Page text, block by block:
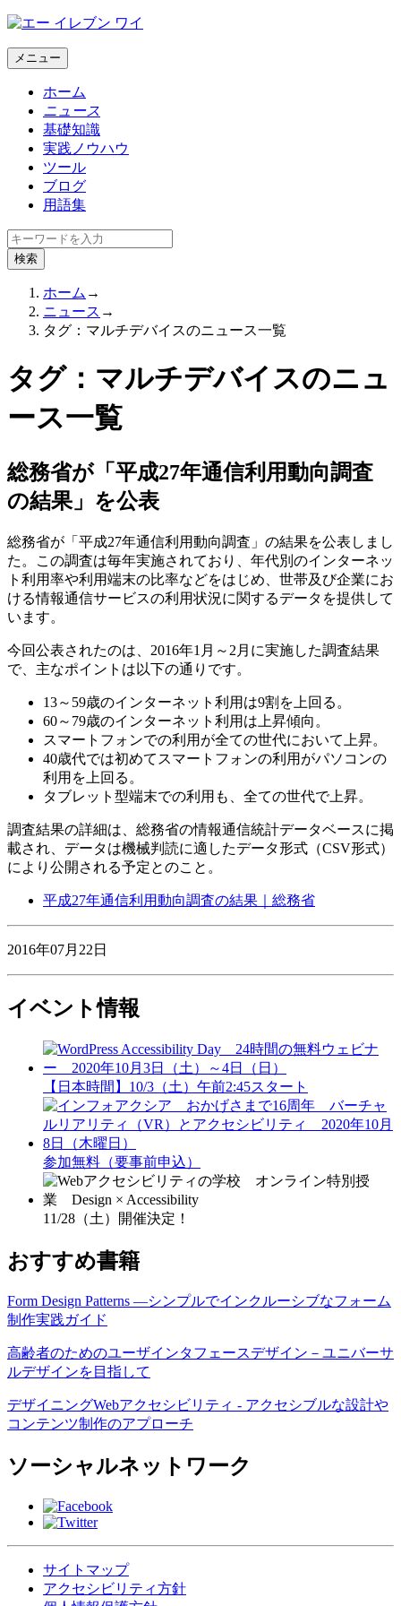
メニュー
ホーム
ニュース
基礎知識
実践ノウハウ
ツール
ブログ
用語集
ホーム →
ニュース →
タグ：マルチデバイスのニュース一覧
タグ：マルチデバイスのニュ
ース一覧
総務省が「平成27年通信利用動向調査
の結果」を公表
総務省が「平成27年通信利用動向調査」の結果を公表しまし
た。この調査は毎年実施されており、年代別のインターネッ
ト利用率や利用端末の比率などをはじめ、世帯及び企業にお
ける情報通信サービスの利用状況に関するデータを提供して
います。
今回公表されたのは、2016年1月～2月に実施した調査結果
で、主なポイントは以下の通りです。
13～59歳のインターネット利用は9割を上回る。
60～79歳のインターネット利用は上昇傾向。
スマートフォンでの利用が全ての世代において上昇。
40歳代では初めてスマートフォンの利用がパソコンの
利用を上回る。
タブレット型端末での利用も、全ての世代で上昇。
調査結果の詳細は、総務省の情報通信統計データベースに掲
載され、データは機械判読に適したデータ形式（CSV形式）
により公開される予定とのこと。
平成27年通信利用動向調査の結果｜総務省
2016年07月22日
イベント情報
【日本時間】10/3（土）午前2:45スタート
参加無料（要事前申込）
11/28（土）開催決定！
おすすめ書籍
Form Design Patterns ―シンプルでインクルーシブなフォーム
制作実践ガイド
高齢者のためのユーザインタフェースデザイン－ユニバーサ
ルデザインを目指して
デザイニングWebアクセシビリティ - アクセシブルな設計や
コンテンツ制作のアプローチ
ソーシャルネットワーク
サイトマップ
アクセシビリティ方針